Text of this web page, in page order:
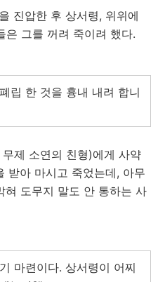
진압한 후 상서령, 위위에
은 그를 꺼려 죽이려 했다.
립 한 것을 흉내 내려 합니
제 소연의 친형)에게 사약
받아 마시고 죽었는데, 아무
혀 도무지 말도 안 통하는 사
마련이다. 상서령이 어찌